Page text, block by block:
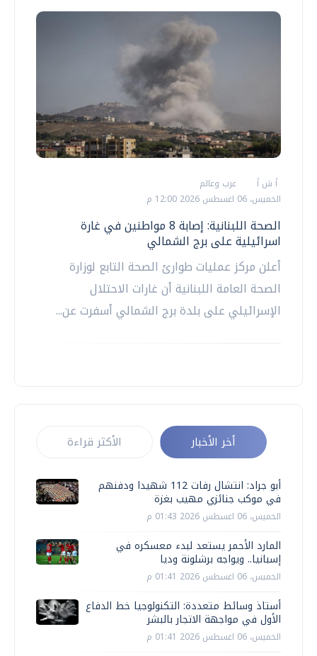
أ ش أ
عرب وعالم
الخميس، 06 اغسطس 2026 12:00 م
الصحة اللبنانية: إصابة 8 مواطنين في غارة
اسرائيلية على برج الشمالي
أعلن مركز عمليات طوارئ الصحة التابع لوزارة
الصحة العامة اللبنانية أن غارات الاحتلال
الإسرائيلي على بلدة برج الشمالي أسفرت عن...
أخر الأخبار الأكثر قراءة
أبو جراد: انتشال رفات 112 شهيدا ودفنهم
في موكب جنائزي مهيب بغزة
الخميس، 06 اغسطس 2026 01:43 م
المارد الأحمر يستعد لبدء معسكره في
إسبانيا.. ويواجه برشلونة وديا
الخميس، 06 اغسطس 2026 01:41 م
أستاذ وسائط متعددة: التكنولوجيا خط الدفاع
الأول في مواجهة الاتجار بالبشر
الخميس، 06 اغسطس 2026 01:41 م